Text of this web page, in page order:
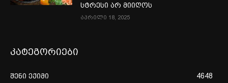
სტრესი არ მიიღოს
აპრილი 18, 2025
კატეგორიები
შენი ექიმი
4648